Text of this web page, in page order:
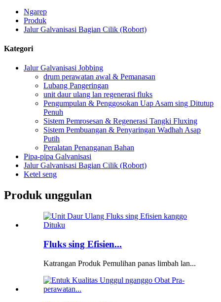
Ngarep
Produk
Jalur Galvanisasi Bagian Cilik (Robort)
Kategori
Jalur Galvanisasi Jobbing
drum perawatan awal & Pemanasan
Lubang Pangeringan
unit daur ulang lan regenerasi fluks
Pengumpulan & Penggosokan Uap Asam sing Ditutup
Penuh
Sistem Pemrosesan & Regenerasi Tangki Fluxing
Sistem Pembuangan & Penyaringan Wadhah Asap
Putih
Peralatan Penanganan Bahan
Pipa-pipa Galvanisasi
Jalur Galvanisasi Bagian Cilik (Robort)
Ketel seng
Produk unggulan
Fluks sing Efisien...
Katrangan Produk Pemulihan panas limbah lan...